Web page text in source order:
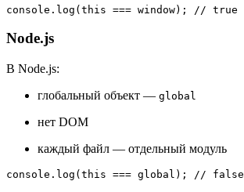
console . log (this === window); // true
Node.js
В Node.js:
глобальный объект — global
нет DOM
каждый файл — отдельный модуль
console . log ( this === global ); // false